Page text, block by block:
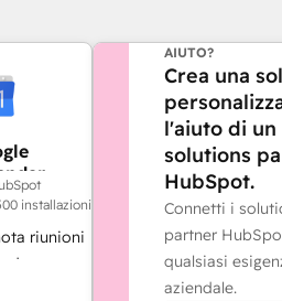
installazioni
riunioni
e
AIUTO?
Crea una
l'aiuto di un
solutions
HubSpot.
Connetti i
partner
qualsiasi
aziendale.